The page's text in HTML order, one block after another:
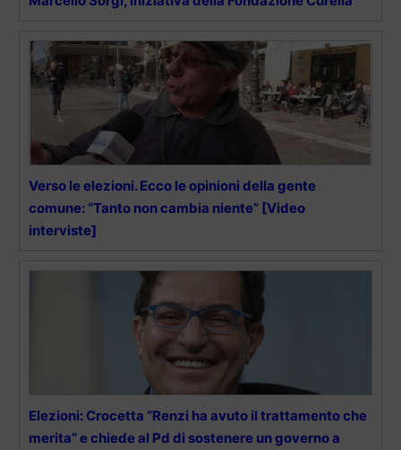
Verso le elezioni. Ecco le opinioni della gente
comune: “Tanto non cambia niente” [Video
interviste]
Elezioni: Crocetta “Renzi ha avuto il trattamento che
merita” e chiede al Pd di sostenere un governo a